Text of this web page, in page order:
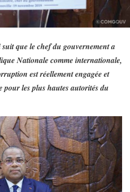
que le chef du gouvernement a
Nationale comme internationale,
est réellement engagée et
pour les plus hautes autorités du